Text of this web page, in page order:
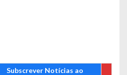
Subscrever Notícias ao